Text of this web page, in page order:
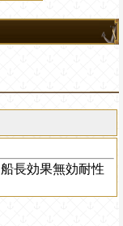
長効果無効耐性